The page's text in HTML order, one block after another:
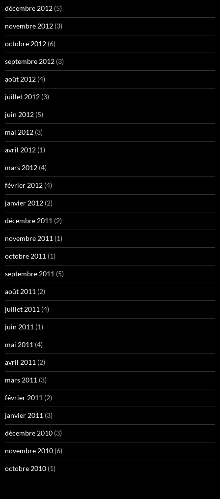
décembre 2012 (5)
novembre 2012 (3)
octobre 2012 (6)
septembre 2012 (3)
août 2012 (4)
juillet 2012 (3)
juin 2012 (5)
mai 2012 (3)
avril 2012 (1)
mars 2012 (4)
février 2012 (4)
janvier 2012 (2)
décembre 2011 (2)
novembre 2011 (1)
octobre 2011 (1)
septembre 2011 (5)
août 2011 (2)
juillet 2011 (4)
juin 2011 (1)
mai 2011 (4)
avril 2011 (2)
mars 2011 (3)
février 2011 (2)
janvier 2011 (3)
décembre 2010 (3)
novembre 2010 (6)
octobre 2010 (1)